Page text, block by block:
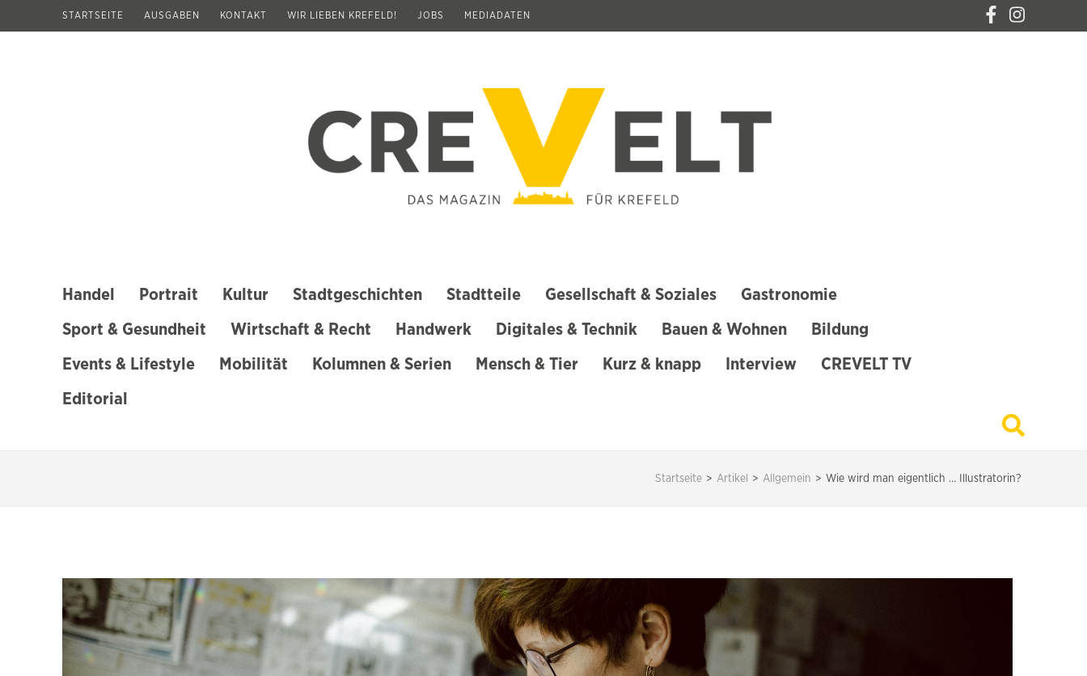
STARTSEITE AUSGABEN KONTAKT WIR LIEBEN KREFELD! JOBS MEDIADATEN
Handel Portrait Kultur Stadtgeschichten Stadtteile Gesellschaft & Soziales Gastronomie
Sport & Gesundheit Wirtschaft & Recht Handwerk Digitales & Technik Bauen & Wohnen Bildung
Events & Lifestyle Mobilität Kolumnen & Serien Mensch & Tier Kurz & knapp Interview CREVELT TV
Editorial
Startseite > Artikel > Allgemein > Wie wird man eigentlich … Illustratorin?